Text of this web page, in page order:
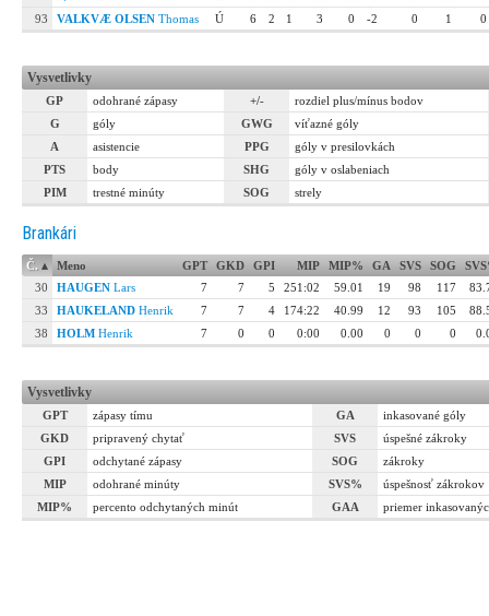
93
VALKVÆ OLSEN Thomas Ú 6 2 1 3 0 -2 0 1 0
Vysvetlivky
GP odohrané zápasy +/-
rozdiel plus/mínus bodov
G
góly GWG
víťazné góly
A
asistencie PPG
góly v presilovkách
PTS
body SHG
góly v oslabeniach
PIM
trestné minúty SOG strely
Brankári
Č. ▴ Meno GPT GKD GPI MIP MIP% GA SVS SOG
30
HAUGEN Lars 7 7 5 251:02 59.01 19 98 117
33
HAUKELAND Henrik 7 7 4 174:22 40.99 12 93 105
38
HOLM Henrik 7 0 0 0:00 0.00 0 0 0
Vysvetlivky
GPT zápasy tímu GA
inkasované góly
GKD
pripravený chytať SVS
úspešné zákroky
GPI
odchytané zápasy SOG
zákroky
MIP
odohrané minúty SVS%
úspešnosť zákrokov
MIP%
percento odchytaných minút GAA priemer